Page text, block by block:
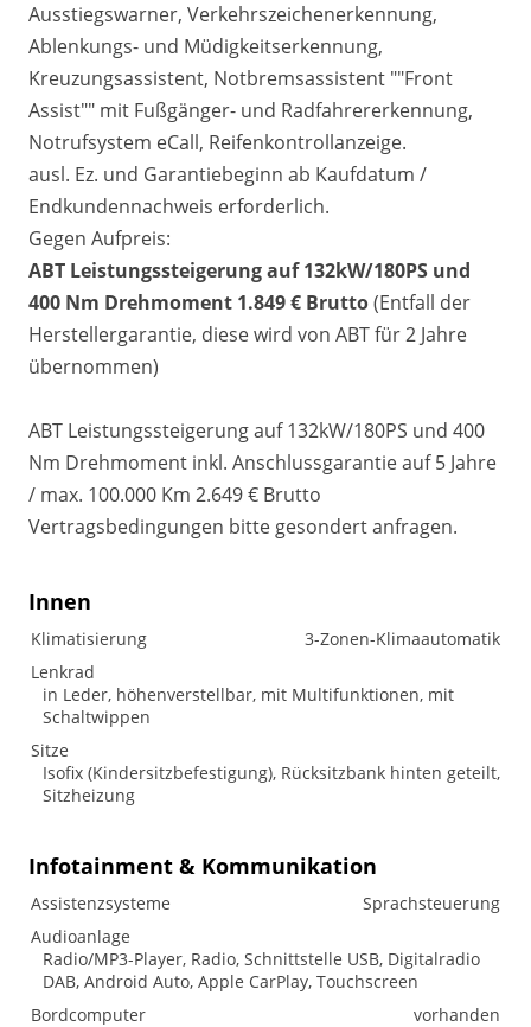
Ausstiegswarner, Verkehrszeichenerkennung,
Ablenkungs- und Müdigkeitserkennung,
Kreuzungsassistent, Notbremsassistent ""Front
Assist"" mit Fußgänger- und Radfahrererkennung,
Notrufsystem eCall, Reifenkontrollanzeige.
ausl. Ez. und Garantiebeginn ab Kaufdatum /
Endkundennachweis erforderlich.
Gegen Aufpreis:
ABT Leistungssteigerung auf 132kW/180PS und
400 Nm Drehmoment 1.849 € Brutto(Entfall der
Herstellergarantie, diese wird von ABT für 2 Jahre
übernommen)
ABT Leistungssteigerung auf 132kW/180PS und 400
Nm Drehmoment inkl. Anschlussgarantie auf 5 Jahre
/ max. 100.000 Km 2.649 € Brutto
Vertragsbedingungen bitte gesondert anfragen.
Innen
Klimatisierung
3-Zonen-Klimaautomatik
Lenkrad
in Leder, höhenverstellbar, mit Multifunktionen, mit
Schaltwippen
Sitze
Isofix (Kindersitzbefestigung), Rücksitzbank hinten geteilt,
Sitzheizung
Infotainment & Kommunikation
Assistenzsysteme
Sprachsteuerung
Audioanlage
Radio/MP3-Player, Radio, Schnittstelle USB, Digitalradio
DAB, Android Auto, Apple CarPlay, Touchscreen
Bordcomputer
vorhanden